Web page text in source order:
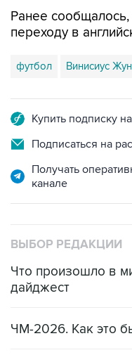
Ранее
переходу в
футбол Винисиус
Купить подписку
Подписаться на
Получать
канале
ВЫБОР РЕДАКЦИИ
Что произошло в
дайджест
ЧМ-2026. Как это